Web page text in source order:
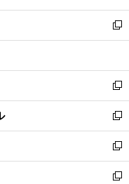
開
く
ウ
で
開
ン
ド
ウ
開
く
ウ
ィ
ン
ウ
で
開
く
し
い
ウ
ン
ド
ウ
で
開
く
新
し
ウ
ィ
ン
ド
ウ
で
開
く
新
し
い
ウ
ィ
ン
ド
新
し
い
ウ
ィ
新
し
い
新